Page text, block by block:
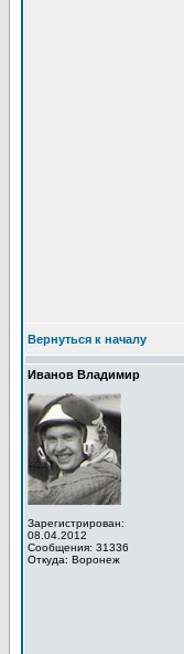
Вернуться к началу
Иванов Владимир
Зарегистрирован:
08.04.2012
Сообщения: 31336
Откуда: Воронеж